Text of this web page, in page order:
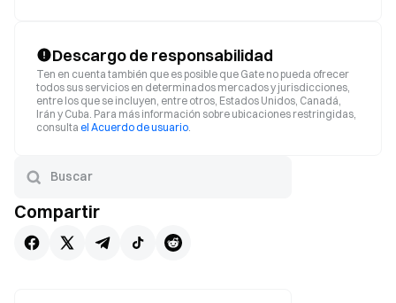
Descargo de responsabilidad
Ten en cuenta también que es posible que Gate no pueda ofrecer
todos sus servicios en determinados mercados y jurisdicciones,
entre los que se incluyen, entre otros, Estados Unidos, Canadá,
Irán y Cuba. Para más información sobre ubicaciones restringidas,
consulta el Acuerdo de usuario
Compartir